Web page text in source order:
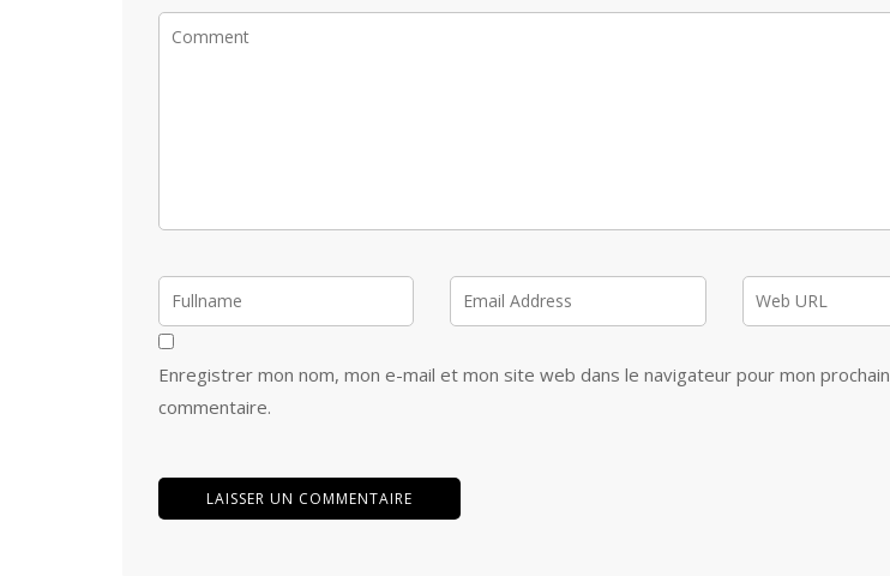
Enregistrer mon nom, mon e-mail et mon site web dans le navigateur pour mon prochain
commentaire.